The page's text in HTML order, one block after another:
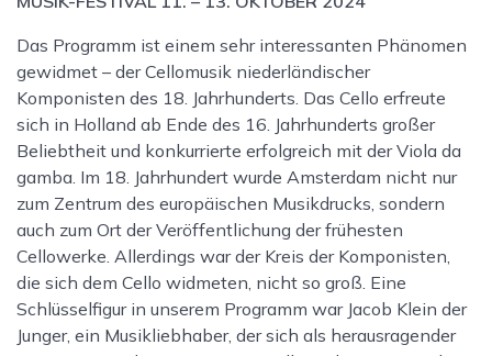
Das Programm ist einem sehr interessanten Phänomen
gewidmet – der Cellomusik niederländischer
Komponisten des 18. Jahrhunderts. Das Cello erfreute
sich in Holland ab Ende des 16. Jahrhunderts großer
Beliebtheit und konkurrierte erfolgreich mit der Viola da
gamba. Im 18. Jahrhundert wurde Amsterdam nicht nur
zum Zentrum des europäischen Musikdrucks, sondern
auch zum Ort der Veröffentlichung der frühesten
Cellowerke. Allerdings war der Kreis der Komponisten,
die sich dem Cello widmeten, nicht so groß. Eine
Schlüsselfigur in unserem Programm war Jacob Klein der
Junger, ein Musikliebhaber, der sich als herausragender